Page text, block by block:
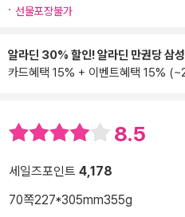
선물포장불가
알라딘 30% 할인! 알라딘 만권당 삼
카드혜택 15% + 이벤트혜택 15%
8.5
세일즈포인트 4,178
70쪽227*305mm355g